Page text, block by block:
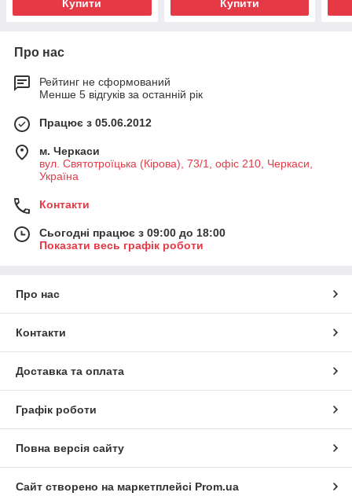
Купити Купити
Про нас
Рейтинг не сформований
Менше 5 відгуків за останній рік
Працює з 05.06.2012
м. Черкаси
вул. Святотроїцька (Кірова), 73/1, офіс 210, Черкаси,
Україна
Контакти
Сьогодні працює з 09:00 до 18:00
Показати весь графік роботи
Про нас
Контакти
Доставка та оплата
Графік роботи
Повна версія сайту
Сайт створено на маркетплейсі Prom.ua